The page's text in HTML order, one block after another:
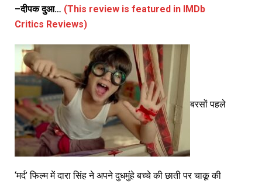
–दीपक दुआ… (This review is featured in IMDb
Critics Reviews)
बरसों पहले
‘मर्द’ फिल्म में दारा सिंह ने अपने दुधमुंहे बच्चे की छाती पर चाकू की